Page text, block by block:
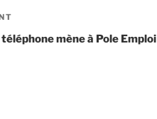
téléphone mène à Pole Emploi